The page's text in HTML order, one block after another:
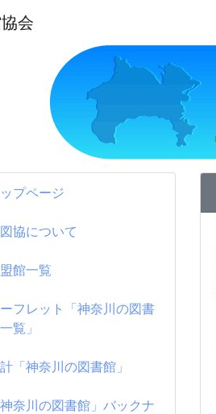
会
ップページ
協について
館一覧
フレット「神奈川の図書
覧」
「神奈川の図書館」
神奈川の図書館」バックナ